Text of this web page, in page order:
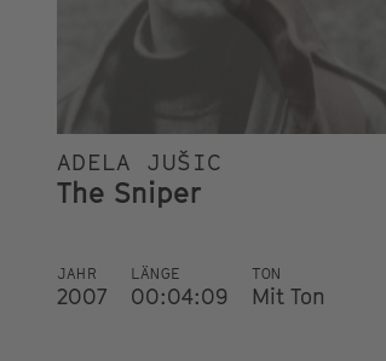
ADELA JUŠIC
The Sniper
JAHR
2007
LÄNGE
00:04:09
TON
Mit Ton